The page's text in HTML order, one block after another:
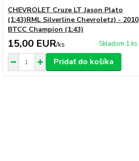
CHEVROLET Cruze LT Jason Plato
(1:43)RML Silverline Chevroletz) - 2010
BTCC Champion (1:43)
15,00 EUR/ks Skladom 1 ks
Pridať do košíka